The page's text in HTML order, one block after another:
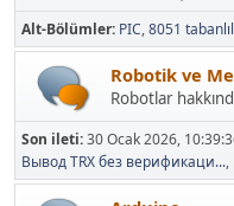
Alt-Bölümler PIC 8051
Robotik ve
Robotlar
Son ileti:30 Ocak 2026,
Вывод TRX без верификаци...,
Arduino